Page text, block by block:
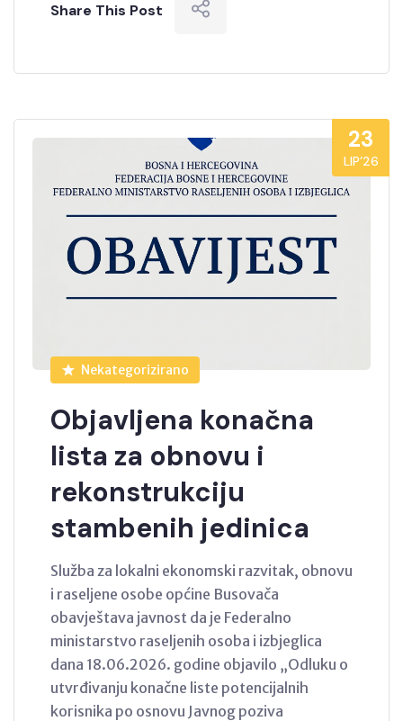
Share This Post
23
LIP’26
Nekategorizirano
Objavljena konačna
lista za obnovu i
rekonstrukciju
stambenih jedinica
Služba za lokalni ekonomski razvitak, obnovu
i raseljene osobe općine Busovača
obavještava javnost da je Federalno
ministarstvo raseljenih osoba i izbjeglica
dana 18.06.2026. godine objavilo „Odluku o
utvrđivanju konačne liste potencijalnih
korisnika po osnovu Javnog poziva